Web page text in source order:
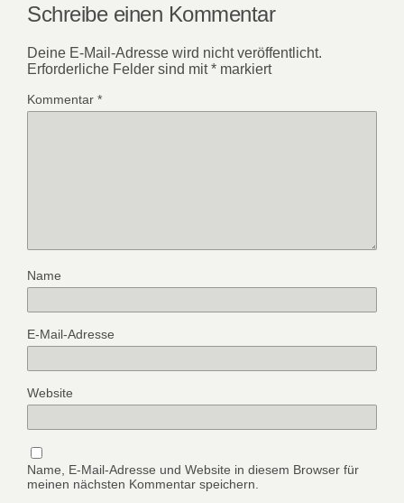
Schreibe einen Kommentar
Deine E-Mail-Adresse wird nicht veröffentlicht.
Erforderliche Felder sind mit* markiert
Kommentar *
Name
E-Mail-Adresse
Website
Name, E-Mail-Adresse und Website in diesem Browser für
meinen nächsten Kommentar speichern.